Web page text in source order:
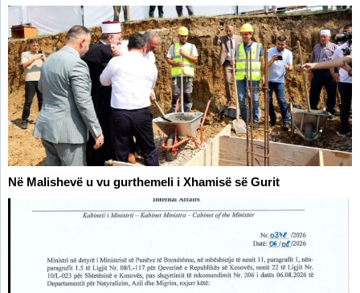
Në Malishevë u vu gurthemeli i Xhamisë së Gurit